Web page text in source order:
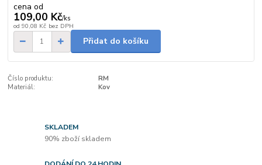
cena od
109,00 Kč/ks
od 90,08 Kč bez DPH
Přidat do košíku
Číslo produktu:
RM
Materiál:
Kov
SKLADEM
90% zboží skladem